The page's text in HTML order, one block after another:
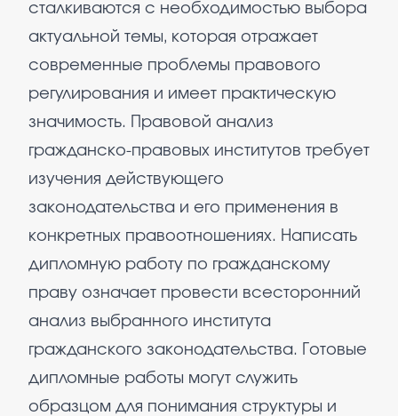
сталкиваются с необходимостью выбора
актуальной темы, которая отражает
современные проблемы правового
регулирования и имеет практическую
значимость. Правовой анализ
гражданско-правовых институтов требует
изучения действующего
законодательства и его применения в
конкретных правоотношениях. Написать
дипломную работу по гражданскому
праву означает провести всесторонний
анализ выбранного института
гражданского законодательства. Готовые
дипломные работы могут служить
образцом для понимания структуры и